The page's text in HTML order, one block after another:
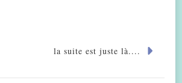
la suite est juste là....